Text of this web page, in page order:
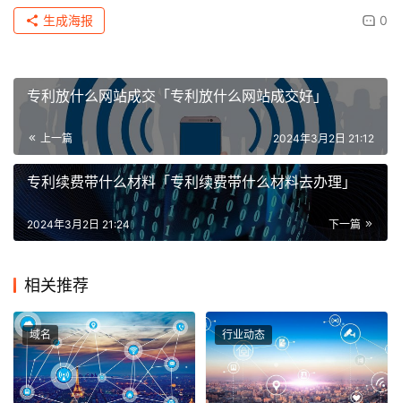
0
生成海报
专利放什么网站成交「专利放什么网站成交好」
上一篇 2024年3月2日 21:12
专利续费带什么材料「专利续费带什么材料去办理」
下一篇
2024年3月2日 21:24
相关推荐
域名 行业动态